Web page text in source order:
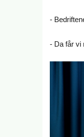
-
- Da får vi